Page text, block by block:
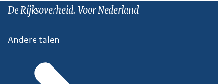
De Rijksoverheid. Voor Nederland
Andere talen